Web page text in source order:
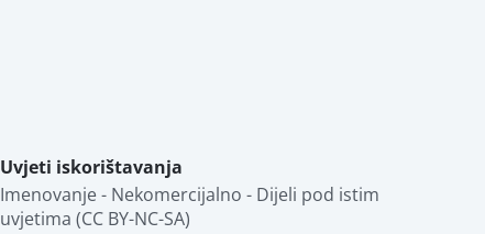
Uvjeti iskorištavanja
Imenovanje - Nekomercijalno - Dijeli pod istim
uvjetima (CC BY-NC-SA)